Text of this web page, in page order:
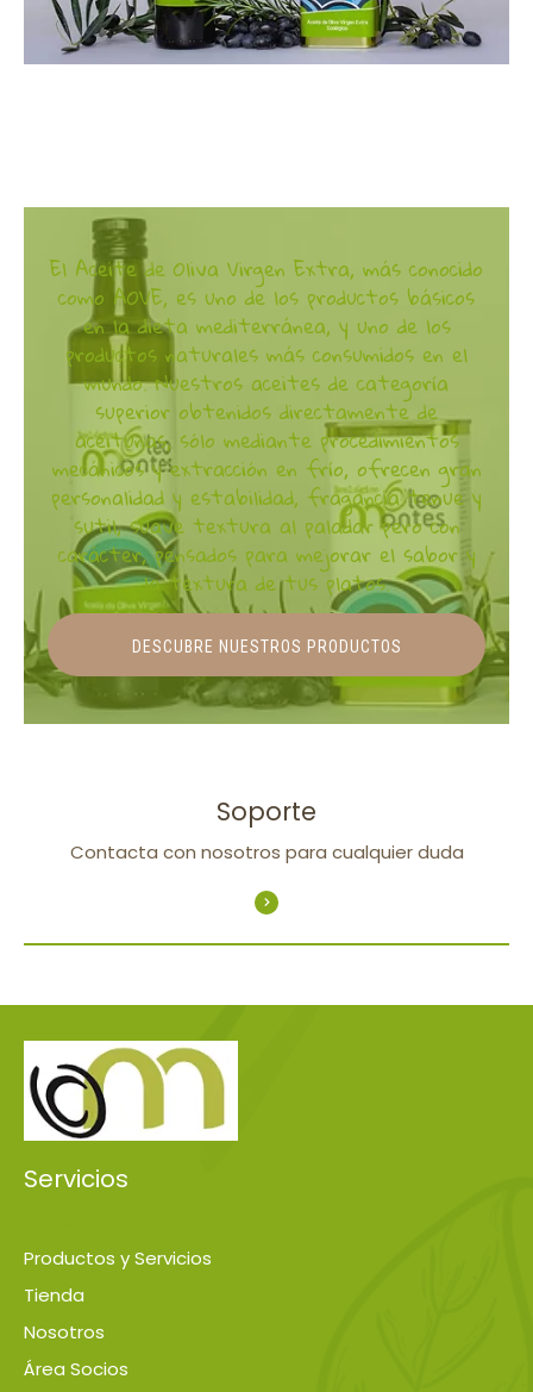
El Aceite de Oliva Virgen Extra, más conocido
como AOVE, es uno de los productos básicos
en la dieta mediterránea, y uno de los
productos naturales más consumidos en el
mundo. Nuestros aceites de categoría
superior obtenidos directamente de
aceitunas, sólo mediante procedimientos
mecánicos y extracción en frío, ofrecen gran
personalidad y estabilidad, fragancia tenue y
sutil, suave textura al paladar pero con
carácter, pensados para mejorar el sabor y
la textura de tus platos.
DESCUBRE NUESTROS PRODUCTOS
Soporte
Contacta con nosotros para cualquier duda
Servicios
Productos y Servicios
Tienda
Nosotros
Área Socios